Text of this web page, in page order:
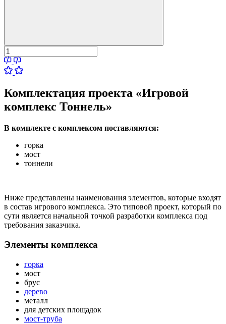
Комплектация проекта «Игровой
комплекс Тоннель»
В комплекте с комплексом поставляются:
горка
мост
тоннели
Ниже представлены наименования элементов, которые входят
в состав игрового комплекса. Это типовой проект, который по
сути является начальной точкой разработки комплекса под
требования заказчика.
Элементы комплекса
горка
мост
брус
дерево
металл
для детских площадок
мост-труба